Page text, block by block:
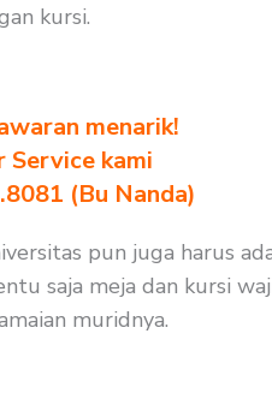
kursi.
menarik!
Service kami
(Bu Nanda)
pun juga harus
saja meja dan kursi
muridnya.